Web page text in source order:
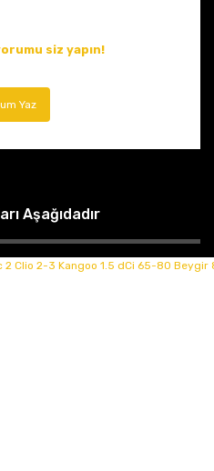
siz yapın!
Yaz
Aşağıdadır